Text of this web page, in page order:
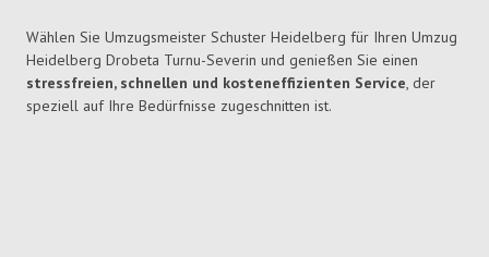
Wählen Sie Umzugsmeister Schuster Heidelberg für Ihren Umzug
Heidelberg Drobeta Turnu-Severin und genießen Sie einen
stressfreien, schnellen und kosteneffizienten Service, der
speziell auf Ihre Bedürfnisse zugeschnitten ist.